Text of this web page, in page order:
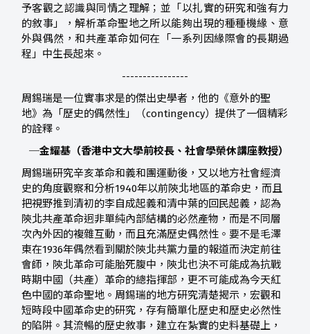
予客觀之認識與同情之理解；並「以扎實的研究和強有力
的敘事」，解析革命聖地之所以能夠出現的種種機緣、意
外與偶然，和共產革命如何在「一系列因緣際會的長期過
程」中生長起來。
----------------
周錫瑞是一位實事求是的傑出史學者，他的《意外的聖
地》為「歷史的偶然性」（contingency）提供了一個精彩
的詮釋。
─金耀基（香港中文大學前校長、社會學榮休講座教授）
周錫瑞研究辛亥革命和義和團運動後，又以地方社會經濟
史的角度觀察和分析1940年以前陝北地區的革命史，而且
把視野推到清初的李自成起義和清中葉的回民起義，認為
陝北共產革命迥非單純內部結構的必然產物，而是不同層
次內外因的複雜互動，而且充滿歷史偶然性。要不是毛澤
東在1936年偶然看到關於陝北共黨力量的報道而決定前往
會師，陝北革命可能胎死腹中，陝北也決不可能成為抗戰
時期中國（共產）革命的總指揮部，更不可能成為今天紅
色中國的革命聖地。周錫瑞的地方研究清楚揭示，宏觀和
短時段中國革命史的研究，存有簡單化歷史和歷史必然性
的陷阱。其流暢的歷史敘事，建立在紮實的史料基礎上，